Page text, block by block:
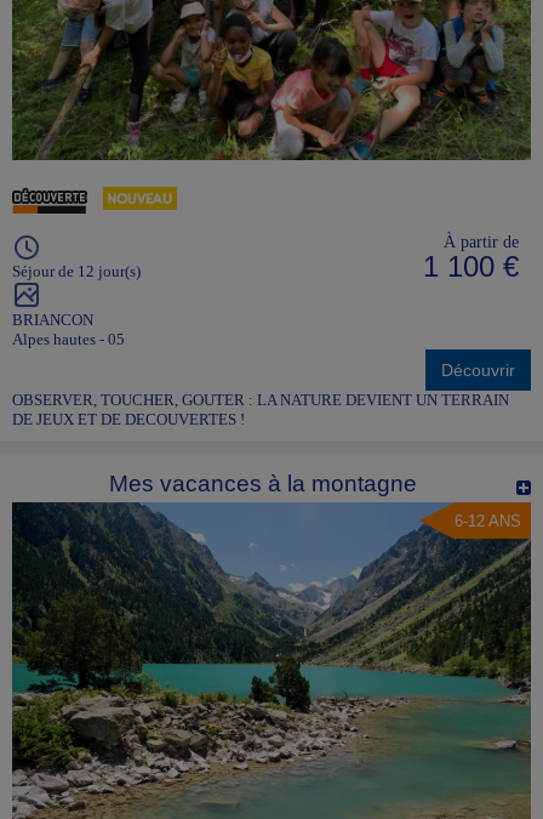
Séjour de 12 jour(s)
BRIANCON
Alpes hautes - 05
À partir de
1 100 €
Découvrir
OBSERVER, TOUCHER, GOUTER : LA NATURE DEVIENT UN TERRAIN
DE JEUX ET DE DECOUVERTES !
Mes vacances à la montagne
6-12 ANS